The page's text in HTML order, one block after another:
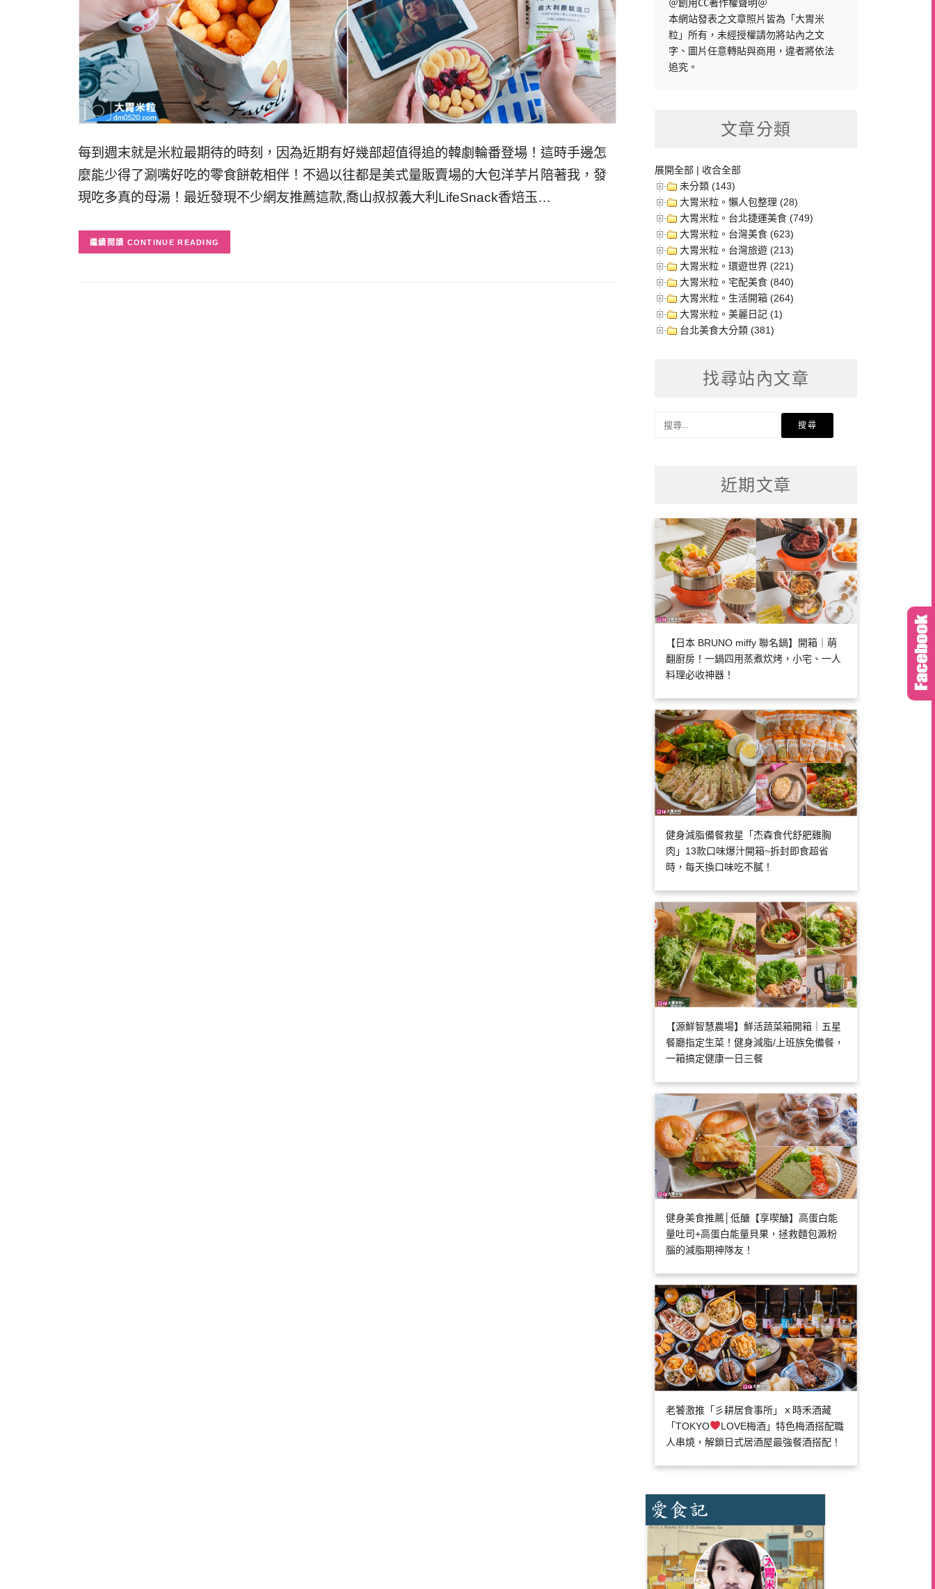
每到週末就是米粒最期待的時刻，因為近期有好幾部超值得追的韓劇輪番登場！這時手邊怎
麼能少得了涮嘴好吃的零食餅乾相伴！不過以往都是美式量販賣場的大包洋芋片陪著我，發
現吃多真的母湯！最近發現不少網友推薦這款,喬山叔叔義大利LifeSnack香焙玉…
CONTINUE READING
＠創用CC著作權聲明＠
本網站發表之文章照片皆為「大胃米
粒」所有，未經授權請勿將站內之文
字、圖片任意轉貼與商用，違者將依法
追究。
文章分類
展開全部 | 收合全部
未分類 (143)
大胃米粒。懶人包整理 (28)
大胃米粒。台北捷運美食 (749)
大胃米粒。台灣美食 (623)
大胃米粒。台灣旅遊 (213)
大胃米粒。環遊世界 (221)
大胃米粒。宅配美食 (840)
大胃米粒。生活開箱 (264)
大胃米粒。美麗日記 (1)
台北美食大分類 (381)
找尋站內文章
近期文章
【日本 BRUNO miffy 聯名鍋】開箱｜萌
翻廚房！一鍋四用蒸煮炊烤，小宅、一人
料理必收神器！
健身減脂備餐救星「杰森食代舒肥雞胸
肉」13款口味爆汁開箱~拆封即食超省
時，每天換口味吃不膩！
【源鮮智慧農場】鮮活蔬菜箱開箱｜五星
餐廳指定生菜！健身減脂/上班族免備餐，
一箱搞定健康一日三餐
健身美食推薦│低醣【享喫醣】高蛋白能
量吐司+高蛋白能量貝果，拯救麵包澱粉
腦的減脂期神隊友！
老饕激推「彡耕居食事所」ｘ時禾酒藏
「TOKYO
LOVE梅酒」特色梅酒搭配職
人串燒，解鎖日式居酒屋最強餐酒搭配！